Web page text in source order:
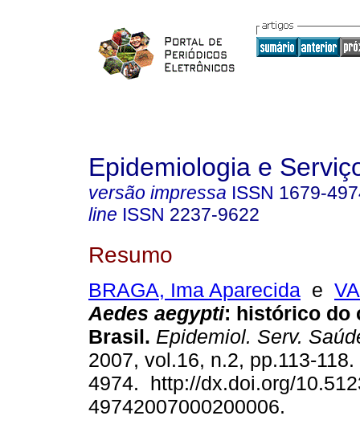
Epidemiologia e
versão impressa ISSN 1679-
line ISSN 2237-9622
Resumo
BRAGA, Ima Aparecida e
Aedes aegypti: histórico do
Brasil. Epidemiol. Serv.
2007, vol.16, n.2, pp.113-
4974. http://dx.doi.org/
49742007000200006.